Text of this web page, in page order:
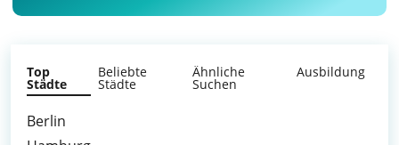
Top
Städte
Beliebte
Städte
Ähnliche
Suchen
Ausbildung
Berlin